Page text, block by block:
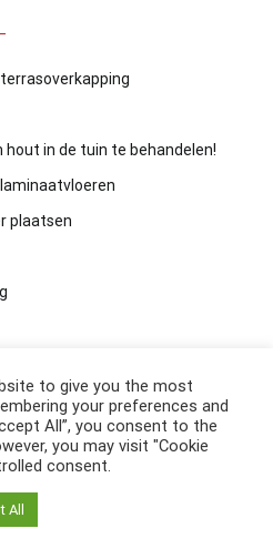
in de tuin te behandelen!
plaatsen
door
to give you the most
your preferences and
All”, you consent to the
you may visit "Cookie
consent.
All